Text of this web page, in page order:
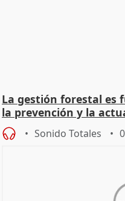
La gestión forestal es
la prevención y la
Sonido Totales